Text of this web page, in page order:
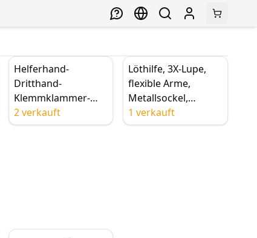
Helferhand-
Dritthand-
Klemmklammer-
Lötstation mit 5-
fach LED-
2 verkauft
Löthilfe, 3X-Lupe,
flexible Arme,
Metallsockel,
Aufbewahrungstabl
ett
1 verkauft